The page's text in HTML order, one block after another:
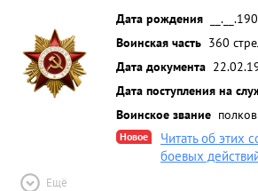
Дата рождения
Воинская часть 360
Дата документа
Дата поступления на
Воинское звание
Новое
Читать об этих
боевых
Ещё